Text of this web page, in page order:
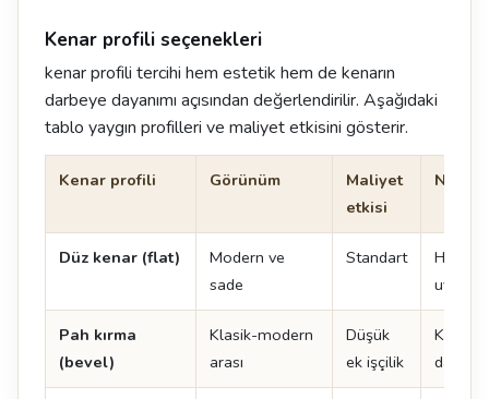
Kenar profili seçenekleri
kenar profili tercihi hem estetik hem de kenarın
darbeye dayanımı açısından değerlendirilir. Aşağıdaki
tablo yaygın profilleri ve maliyet etkisini gösterir.
Kenar profili Görünüm
Maliyet
etkisi
Not
Düz kenar (flat)
Modern ve
sade
Standart
Her
Pah kırma
(bevel)
Klasik-modern
arası
Düşük
ek işçilik
Kenar